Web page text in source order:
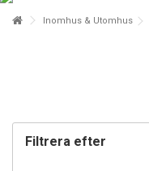
Inomhus & Utomhus
Filtrera efter